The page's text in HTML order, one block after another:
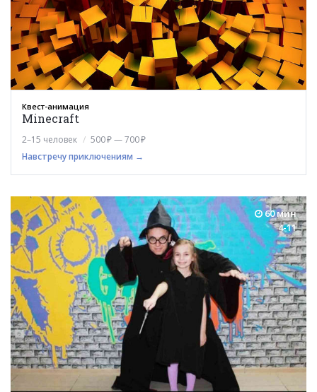
Квест-анимация
Minecraft
2–15 человек
500 ₽ — 700 ₽
Навстречу приключениям →
60 мин
4-11